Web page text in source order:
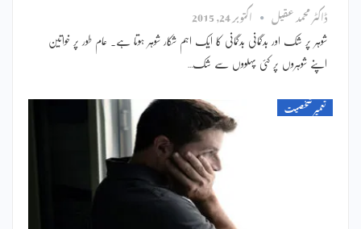
ڈاکٹر محمد عقیل اکتوبر 24, 2015
شوہر پر شک اور بدگمانی بدگمانی کا ایک اہم شکار شوہر ہوتا ہے۔ عام طور پر خواتین
اپنے شوہروں پر کئی پہلووں سے شک…
تعمیر شخصیت